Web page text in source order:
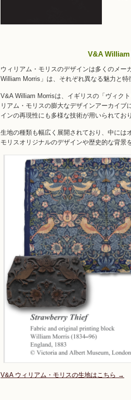
V&A
ウィリアム・モリスのデザインは多くのメ
William Morris」は、それぞれ異なる魅力と特
V&A William Morrisは、イギリスの「ヴィク
リアム・モリスの膨大なデザインアーカイ
インの再現性にも多様な技術が用いられてお
生地の種類も幅広く展開されており、中には
モリスオリジナルのデザインや歴史的な背景
V&A ウィリアム・モリスの生地はこちら →